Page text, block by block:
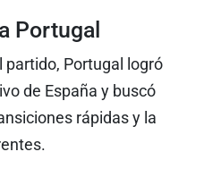
Portugal
partido, Portugal logró
de España y buscó
rápidas y la